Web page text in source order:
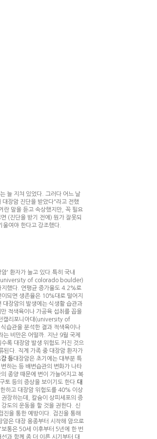
늘 지쳐 있었다. 그러다 어느 날
장암 진단을 받았다"라고 전했
란 말을 듣고 속상했지만, 꼭 필요
(진단을 받기 전에) 뭔가 잘못되
여야 한다고 강조했다.
' 환자가 늘고 있다.특히 국내
(university of colorado boulder)
했다. 연평균 증가율도 4.2%로
되면 생존율은 10%대로 떨어지
대장암의 발생에는 식생활 습관과
적색육이나 가공육 섭취를 꼽을
캘리포니아대(university of
습관을 분석한 결과 적색육이나
비만은 어떨까. 지난 9월 국제
록 대장암 발생 위험도 커진 것으
된다. 직계 가족 중 대장암 환자가
등대장암은 초기에는 대부분 특
하는 등 배변습관의 변화가 나타
종양 때문에 변이 가늘어지고 복
토 등의 증상을 보이기도 한다. 대
하고 대장암 위험도를 40% 이상
장하는데, 칼슘이 상피세포의 증
도의 운동을 할 것을 권한다. 신
을 통한 예방이다. 검진을 통해
은 대장 용종부터 시작해 암으로
통은 50세 이후부터 5년에 한 번
과 함께 좀 더 이른 시기부터 대